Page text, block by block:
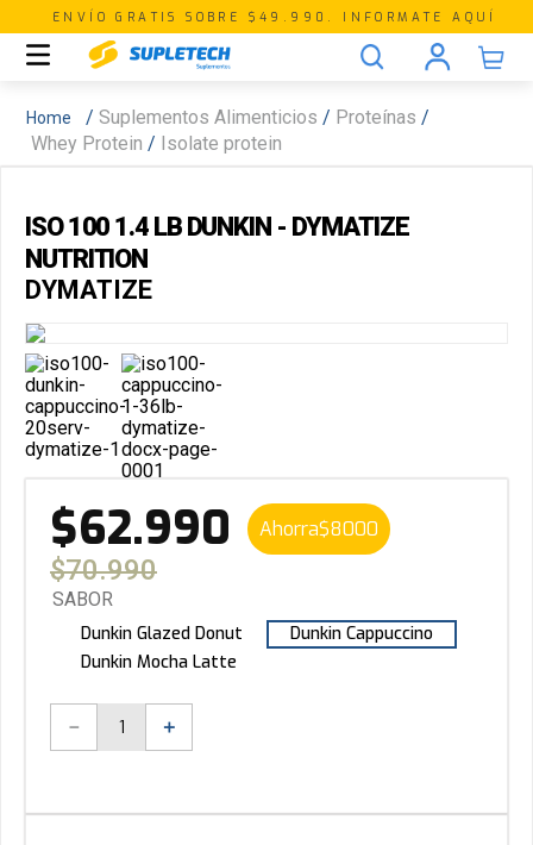
ENVÍO GRATIS SOBRE $49.990. INFORMATE AQUÍ
Suplementos Alimenticios
Proteínas
Whey Protein
Isolate protein
ISO 100 1.4 LB DUNKIN - DYMATIZE
NUTRITION
DYMATIZE
$62.990 Ahorra$8000
$70.990
SABOR
Dunkin Glazed Donut
Dunkin Cappuccino
Dunkin Mocha Latte
＋
－